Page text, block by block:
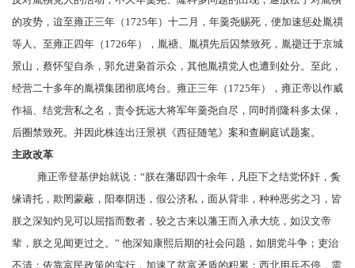
的攻势，迨至雍正三年（1725年）十二月，年羹尧赐死，便加速惩处胤禩
等人。至雍正四年（1726年）， 胤禟 、胤禩先后囚禁致死，胤禵迁于京城
景山 ，蔡怀玺自杀，郭允进枭首示众，其他胤禩党人也遭到处分。至此，
经营二十多年的胤禩集团彻底垮台。雍正三年（1725年），雍正帝以作威
作福、结党营私之名，责令抚远大将军年羹尧自尽，同时削 隆科多太保，
后圈禁致死。并因此株连出汪景祺 《西征随笔》案和查嗣庭试题案。
主政改革
雍正帝登基伊始就说：“朕在藩邸四十余年，凡臣下之结党怀奸，夤
缘请托，欺罔蒙蔽，阳奉阴违，假公济私，面从背非，种种恶劣之习，皆
朕之深知灼见可以屈指而数者，较之古来以藩王而入承大统，如汉文帝
辈，朕之见闻更过之。” 他深知康熙后期的社会问题，如朋党斗争；吏治
不清；依靠富民政策的实行，加速了贫富矛盾的积累；西北用兵不停，需